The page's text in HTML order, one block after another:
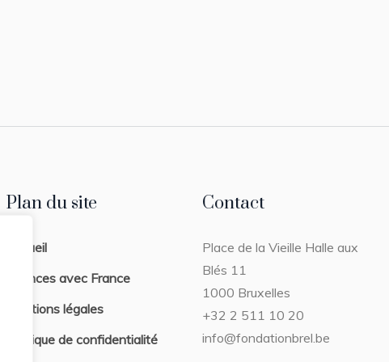
Plan du site
Accueil
Séances avec France
Mentions légales
Politique de confidentialité
Contact
Place de la Vieille Halle aux
Blés 11
1000 Bruxelles
+32 2 511 10 20
info@fondationbrel.be